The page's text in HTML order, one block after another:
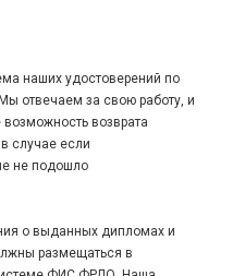
наших удостоверений по
отвечаем за свою работу, и
возможность возврата
случае если
не подошло
о выданных дипломах и
размещаться в